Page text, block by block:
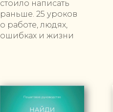
стоило написать
раньше. 25 уроков
о работе, людях,
ошибках и жизни